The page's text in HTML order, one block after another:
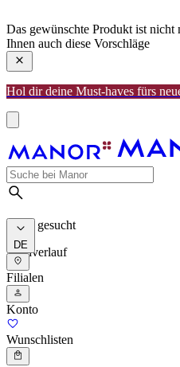
Das gewünschte Produkt ist
Ihnen auch diese Vorschläge
Hol dir deine Must-haves fürs
Meist gesucht
Suchverlauf
DE
Filialen
Konto
Wunschlisten